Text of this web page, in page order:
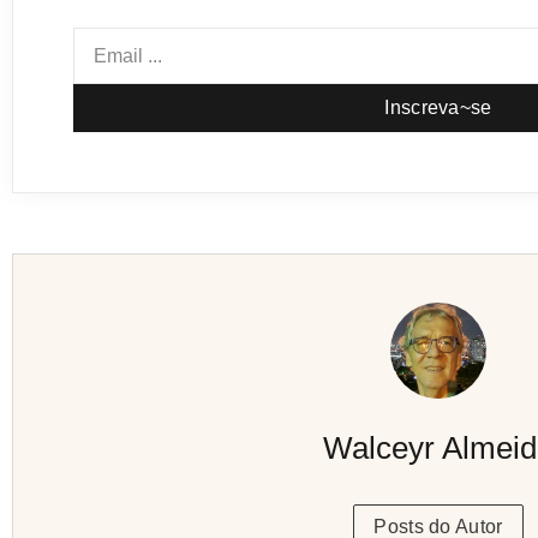
Inscreva~se
Walceyr
Posts do Autor